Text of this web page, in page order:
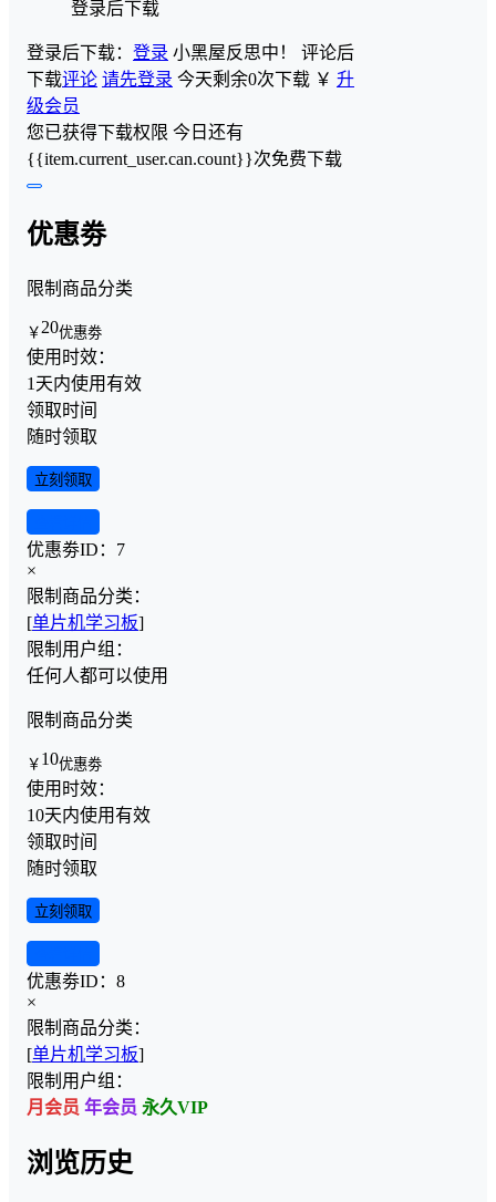
登录后下载
登录后下载： 登录 小黑屋反思中！ 评论后
下载评论 请先登录 今天剩余0次下载 ￥ 升
级会员
您已获得下载权限 今日还有
{{item.current_user.can.count}}次免费下载
优惠劵
限制商品分类
￥ 20优惠劵
使用时效：
1天内使用有效
领取时间
随时领取
立刻领取
优惠劵ID： 7
×
限制商品分类：
[单片机学习板]
限制用户组：
任何人都可以使用
限制商品分类
￥ 10优惠劵
使用时效：
10天内使用有效
领取时间
随时领取
立刻领取
优惠劵ID： 8
×
限制商品分类：
[单片机学习板]
限制用户组：
月会员 年会员 永久VIP
浏览历史